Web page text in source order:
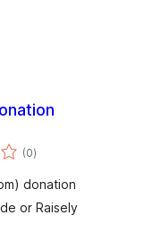
(0કુલ
રેટિંગ્સ
)
donation
or Raisely